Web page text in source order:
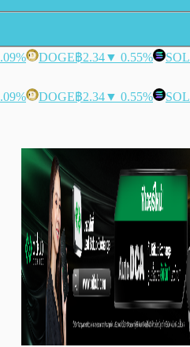
DOGE฿2.34▼ 0.55% SOL
DOGE฿2.34▼ 0.55% SOL